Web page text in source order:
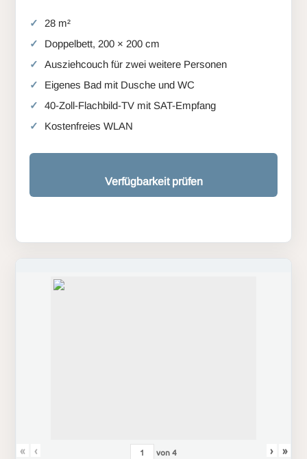
28 m²
Doppelbett, 200 × 200 cm
Ausziehcouch für zwei weitere Personen
Eigenes Bad mit Dusche und WC
40-Zoll-Flachbild-TV mit SAT-Empfang
Kostenfreies WLAN
Verfügbarkeit prüfen
« ‹ von4 › »